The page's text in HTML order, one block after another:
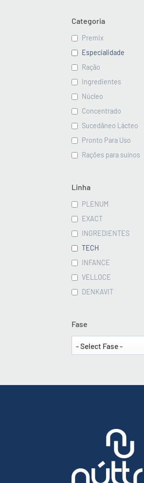
Categoria
Premix
Especialidade
Ração
Ingredientes
Núcleo
Concentrado
Sucedâneo Lácteo
Pronto Para Uso
Rações para suínos
Linha
PLENUM
EXACT
INGREDIENTES
TECH
INFANCE
VELLOCE
DENKAVIT
Fase